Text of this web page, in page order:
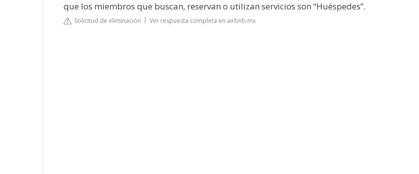
que los miembros que buscan, reservan o utilizan servicios son “Huéspedes”.
Solicitud de eliminación Ver respuesta completa en airbnb.mx